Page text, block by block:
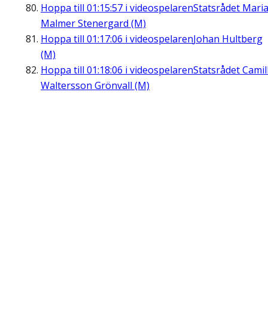
Hoppa till 01:15:57 i videospelarenStatsrådet Maria
Malmer Stenergard (M)
Hoppa till 01:17:06 i videospelarenJohan Hultberg
(M)
Hoppa till 01:18:06 i videospelarenStatsrådet
Waltersson Grönvall (M)